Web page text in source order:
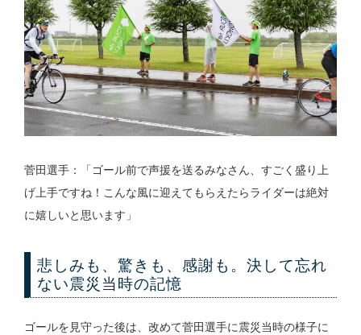
菅田選手：「ゴール前で声援を送るみなさん、すごく盛り上
げ上手ですね！こんな風に迎えてもらえたらライダーは絶対
に嬉しいと思います」
悲しみも、驚きも、感謝も。決して忘れ
ない震災当時の記憶
ゴールを見守った後は、改めて菅田選手に震災当時の様子に